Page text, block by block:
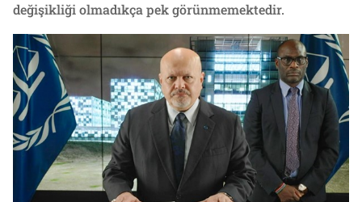
değişikliği olmadıkça pek görünmemektedir.